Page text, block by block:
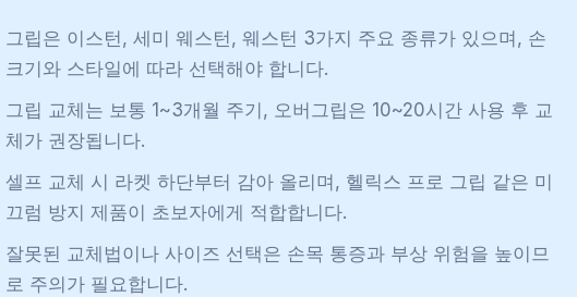
그립은 이스턴, 세미 웨스턴, 웨스턴 3가지 주요 종류가 있으며, 손
크기와 스타일에 따라 선택해야 합니다.
그립 교체는 보통 1~3개월 주기, 오버그립은 10~20시간 사용 후 교
체가 권장됩니다.
셀프 교체 시 라켓 하단부터 감아 올리며, 헬릭스 프로 그립 같은 미
끄럼 방지 제품이 초보자에게 적합합니다.
잘못된 교체법이나 사이즈 선택은 손목 통증과 부상 위험을 높이므
로 주의가 필요합니다.